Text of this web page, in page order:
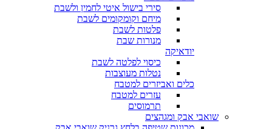
סירי בישול איטי לחמין ולשבת
מיחם וקומקומים לשבת
פלטות לשבת
מנורות שבת
יודאיקה
כיסוי לפלטה לשבת
נטלות מעוצבות
כלים ואביזרים למטבח
עזרים למטבח
תרמוסים
שואבי אבק ומגהצים